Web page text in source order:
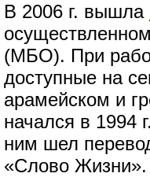
В 2006 г. вышла
(МБО). При
доступные на
арамейском и
начался в 1994
ним шел
«Слово Жизни».